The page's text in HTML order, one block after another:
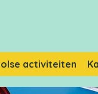
activiteiten